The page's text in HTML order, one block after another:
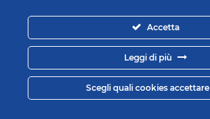
Accetta
Leggi di più
Scegli quali cookies accettare